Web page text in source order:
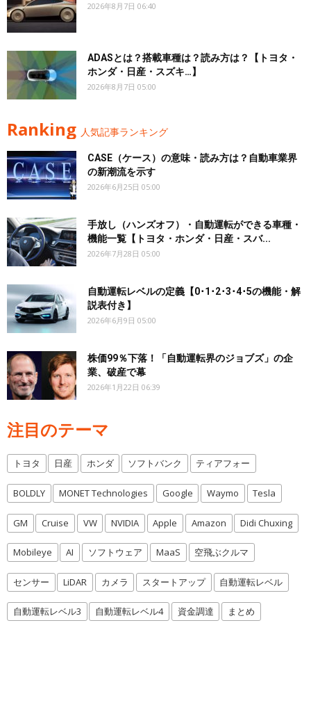
2026年8月7日 06:40
ADASとは？搭載車種は？読み方は？【トヨタ・
ホンダ・日産・スズキ…】
2026年8月7日 05:00
Ranking 人気記事ランキング
CASE（ケース）の意味・読み方は？自動車業界
の新潮流を示す
2026年6月25日 05:00
手放し（ハンズオフ）・自動運転ができる車種・
機能一覧【トヨタ・ホンダ・日産・スバ...
2026年7月28日 05:00
自動運転レベルの定義【0･1･2･3･4･5の機能・解
説表付き】
2026年6月9日 05:00
株価99％下落！「自動運転界のジョブズ」の企
業、破産で幕
2026年1月22日 06:39
注目のテーマ
トヨタ 日産 ホンダ ソフトバンク ティアフォー
BOLDLY MONET Technologies Google Waymo Tesla
GM Cruise VW NVIDIA Apple Amazon Didi Chuxing
Mobileye AI ソフトウェア MaaS 空飛ぶクルマ
センサー LiDAR カメラ スタートアップ 自動運転レベル
自動運転レベル3 自動運転レベル4 資金調達 まとめ